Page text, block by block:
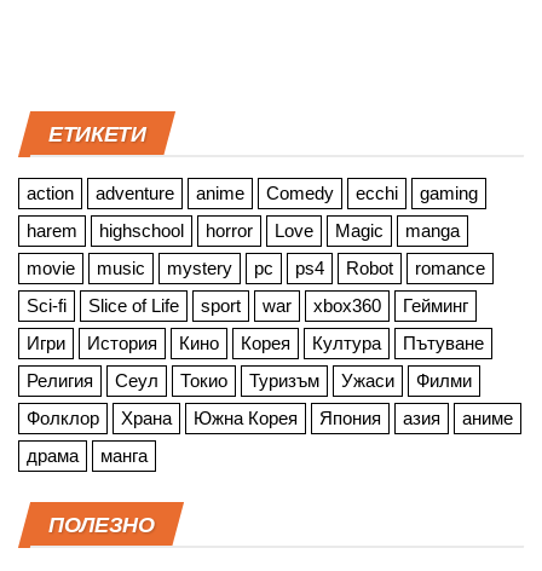
ЕТИКЕТИ
action adventure anime Comedy ecchi
gaming
harem
highschool horror Love Magic
manga
movie
music mystery pc ps4 Robot
romance
Sci-fi
Slice of Life sport war xbox360
Гейминг
Игри
История Кино Корея Култура
Пътуване
Религия
Сеул Токио Туризъм Ужаси
Филми
Фолклор
Храна Южна Корея Япония азия
аниме
драма
манга
ПОЛЕЗНО